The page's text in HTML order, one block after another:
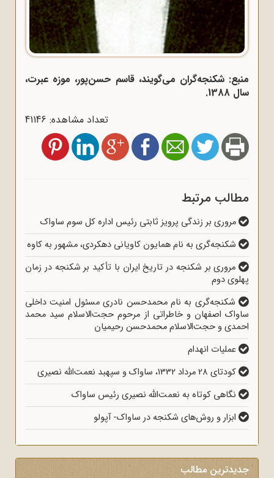
منبع: شکنجه‌گران می‌گویند، قاسم حسن‌پور، موزه عبرت،
سال 1388.
تعداد مشاهده: 41146
مطالب مرتبط
مروری بر زندگی پرویز ثابتی رئیس اداره کل سوم ساواک
شکنجه‌گری به نام همایون کاویانی دهکردی، مشهور به کاوه
مروری بر شکنجه در تاریخ ایران با تأکید بر شکنجه در زمان
پهلوی دوم
شکنجه‌گری به نام محمدحسن نادری مسئول امنیت داخلی
ساواک اصفهان و خاطراتی از مرحوم حجت‌الاسلام سید محمد
احمدی و حجت‌الاسلام محمدحسن رحیمیان
عملیات انهدام
کودتای 28 مرداد 1332، ساواک و سپهبد نعمت‌الله نصیری
نگاهی کوتاه به نعمت‌الله نصیری رئیس ساواک
ابزار و روش‌های شکنجه در ساواک- آپولو
جدیدترین مطالب